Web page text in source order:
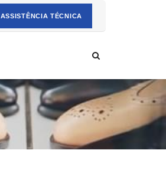
ASSISTÊNCIA TÉCNICA